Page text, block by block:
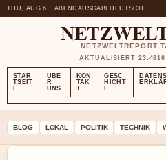
THU, AUG 6 ABENDAUSGABEDEUTSCH
NETZWELTREPORT
AKTUALISIERT 23:48
STAR
TSEIT
E
ÜBE
R
UNS
KON
TAK
T
GESC
HICHT
E
BLOG LOKAL POLITIK TECHNIK